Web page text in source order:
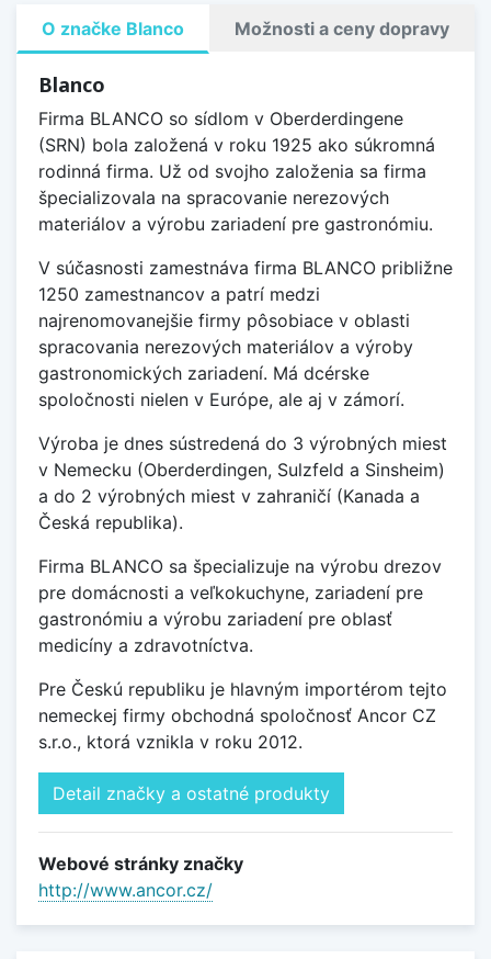
O značke Blanco Možnosti a ceny dopravy
Blanco
Firma BLANCO so sídlom v Oberderdingene
(SRN) bola založená v roku 1925 ako súkromná
rodinná firma. Už od svojho založenia sa firma
špecializovala na spracovanie nerezových
materiálov a výrobu zariadení pre gastronómiu.
V súčasnosti zamestnáva firma BLANCO približne
1250 zamestnancov a patrí medzi
najrenomovanejšie firmy pôsobiace v oblasti
spracovania nerezových materiálov a výroby
gastronomických zariadení. Má dcérske
spoločnosti nielen v Európe, ale aj v zámorí.
Výroba je dnes sústredená do 3 výrobných miest
v Nemecku (Oberderdingen, Sulzfeld a Sinsheim)
a do 2 výrobných miest v zahraničí (Kanada a
Česká republika).
Firma BLANCO sa špecializuje na výrobu drezov
pre domácnosti a veľkokuchyne, zariadení pre
gastronómiu a výrobu zariadení pre oblasť
medicíny a zdravotníctva.
Pre Českú republiku je hlavným importérom tejto
nemeckej firmy obchodná spoločnosť Ancor CZ
s.r.o., ktorá vznikla v roku 2012.
Detail značky a ostatné produkty
Webové stránky značky
http://www.ancor.cz/